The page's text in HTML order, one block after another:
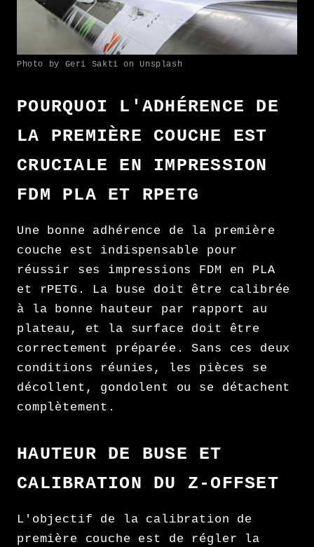
Photo by Geri Sakti on Unsplash
POURQUOI L'ADHÉRENCE DE
LA PREMIÈRE COUCHE EST
CRUCIALE EN IMPRESSION
FDM PLA ET RPETG
Une bonne adhérence de la première
couche est indispensable pour
réussir ses impressions FDM en PLA
et rPETG. La buse doit être calibrée
à la bonne hauteur par rapport au
plateau, et la surface doit être
correctement préparée. Sans ces deux
conditions réunies, les pièces se
décollent, gondolent ou se détachent
complètement.
HAUTEUR DE BUSE ET
CALIBRATION DU Z-OFFSET
L'objectif de la calibration de
première couche est de régler la